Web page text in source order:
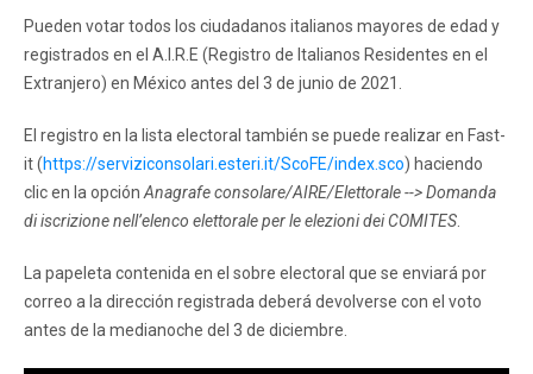
Pueden votar todos los ciudadanos italianos mayores de edad y
registrados en el A.I.R.E (Registro de Italianos Residentes en el
Extranjero) en México antes del 3 de junio de 2021.
El registro en la lista electoral también se puede realizar en Fast-
it (https://serviziconsolari.esteri.it/ScoFE/index.sco) haciendo
clic en la opción Anagrafe consolare/AIRE/Elettorale --> Domanda
di iscrizione nell’elenco elettorale per le elezioni dei COMITES
La papeleta contenida en el sobre electoral que se enviará por
correo a la dirección registrada deberá devolverse con el voto
antes de la medianoche del 3 de diciembre.